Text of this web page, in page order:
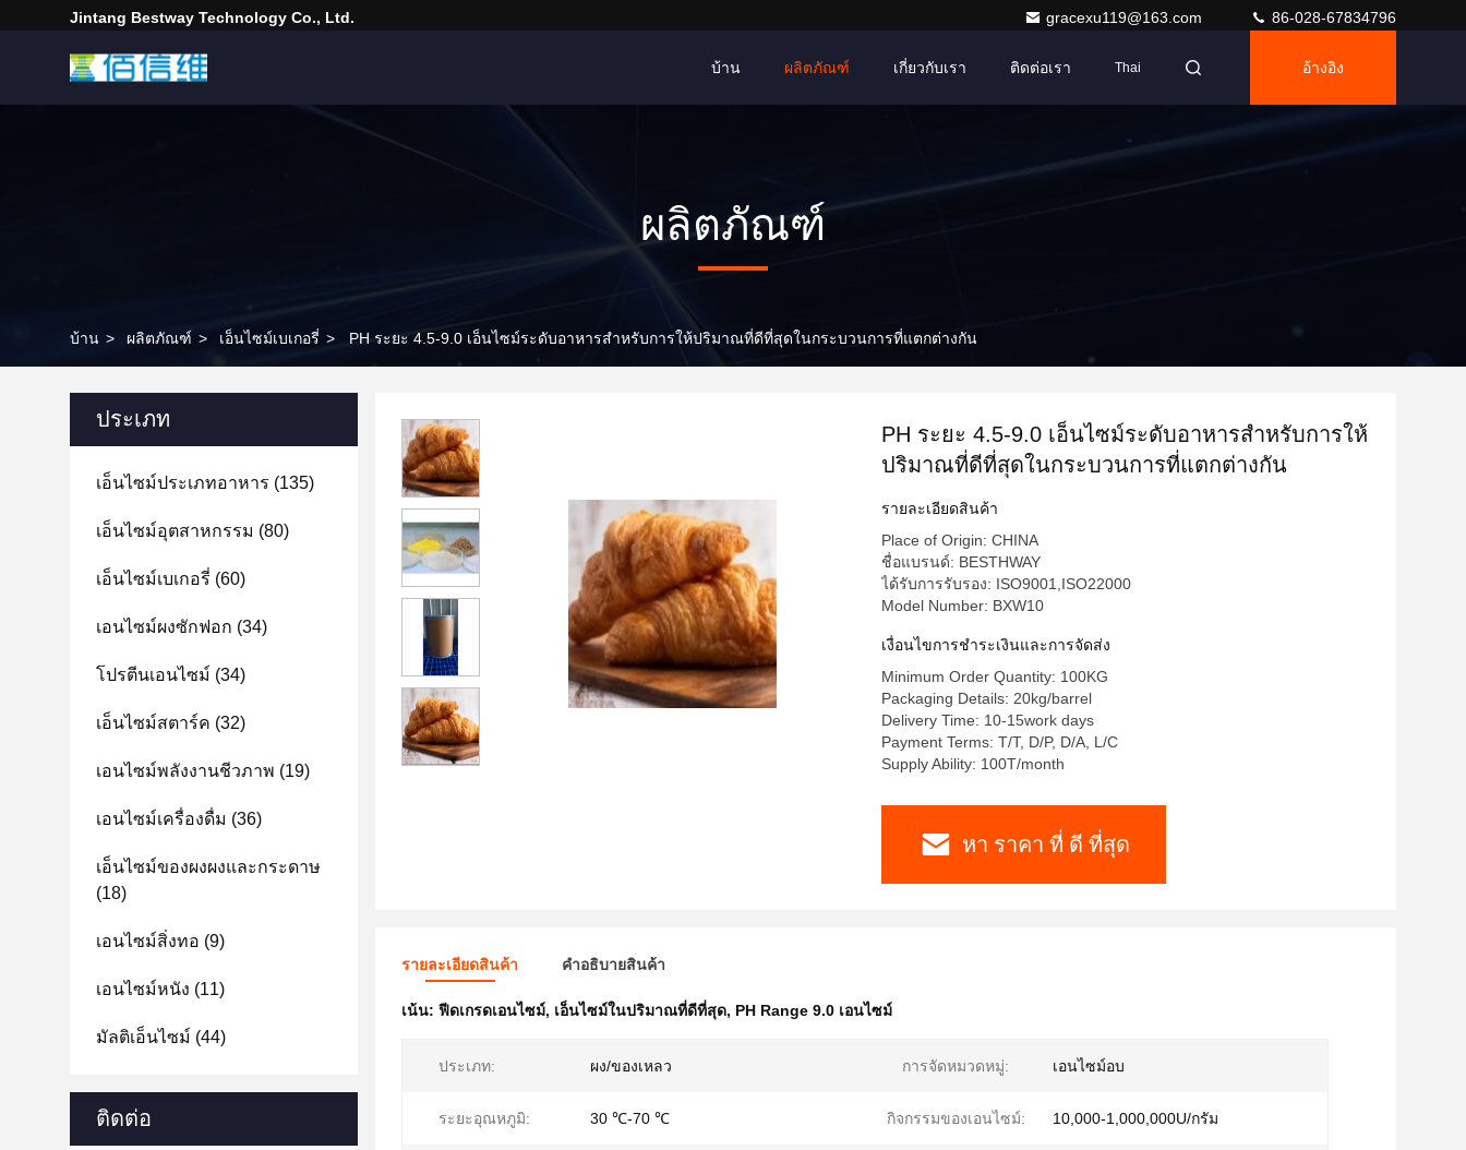
Jintang Bestway Technology Co., Ltd. gracexu119@163.com 86-028-67834796
บ้าน ผลิตภัณฑ์ เกี่ยวกับเรา ติดต่อเรา Thai อ้างอิง
ผลิตภัณฑ์
บ้าน > ผลิตภัณฑ์ > เอ็นไซม์เบเกอรี่ > PH ระยะ 4.5-9.0 เอ็นไซม์ระดับอาหารสําหรับการให้ปริมาณที่ดีที่สุดในกระบวนการที่แตกต่างกัน
ประเภท
เอ็นไซม์ประเภทอาหาร (135)
เอ็นไซม์อุตสาหกรรม (80)
เอ็นไซม์เบเกอรี่ (60)
เอนไซม์ผงซักฟอก (34)
โปรตีนเอนไซม์ (34)
เอ็นไซม์สตาร์ค (32)
เอนไซม์พลังงานชีวภาพ (19)
เอนไซม์เครื่องดื่ม (36)
เอ็นไซม์ของผงผงและกระดาษ
(18)
เอนไซม์สิ่งทอ (9)
เอนไซม์หนัง (11)
มัลติเอ็นไซม์ (44)
ติดต่อ
PH ระยะ 4.5-9.0 เอ็นไซม์ระดับอาหารสําหรับการให้
ปริมาณที่ดีที่สุดในกระบวนการที่แตกต่างกัน
รายละเอียดสินค้า
Place of Origin: CHINA
ชื่อแบรนด์: BESTHWAY
ได้รับการรับรอง: ISO9001,ISO22000
Model Number: BXW10
เงื่อนไขการชําระเงินและการจัดส่ง
Minimum Order Quantity: 100KG
Packaging Details: 20kg/barrel
Delivery Time: 10-15work days
Payment Terms: T/T, D/P, D/A, L/C
Supply Ability: 100T/month
หา ราคา ที่ ดี ที่สุด
รายละเอียดสินค้า คําอธิบายสินค้า
เน้น: ฟีดเกรดเอนไซม์, เอ็นไซม์ในปริมาณที่ดีที่สุด, PH Range 9.0 เอนไซม์
ประเภท: ผง/ของเหลว การจัดหมวดหมู่: เอนไซม์อบ
ระยะอุณหภูมิ: 30 ℃-70 ℃ กิจกรรมของเอนไซม์: 10,000-1,000,000U/กรัม